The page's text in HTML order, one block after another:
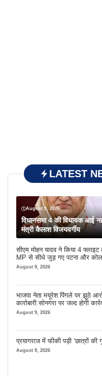
LATEST
August 9, 2026
विधानसभा 4 की विधायक आई
मंत्री कैलाश विजयवर्गीय
सीएम मोहन यादव ने किया 4
MP से सीधे जुड़ गए पटना और
August 9, 2026
भाजपा नेता मयूरेश पिंगले पर झूठे
कारोबारी सोनगरा पर जल्द होगी
August 9, 2026
प्रयागराज में फीकी पड़ी ‘छात्रों की
August 9, 2026